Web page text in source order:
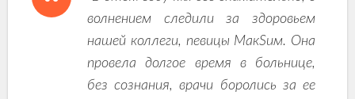
волнением следили за здоровьем
нашей коллеги, певицы МакSим. Она
провела долгое время в больнице,
без сознания, врачи боролись за ее